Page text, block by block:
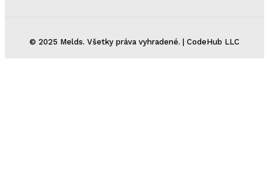
© 2025 Melds. Všetky práva vyhradené. | CodeHub LLC